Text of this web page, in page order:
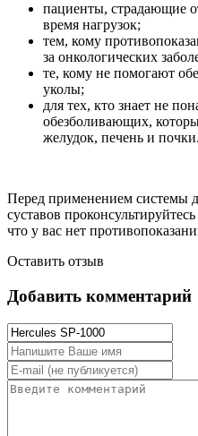
пациенты, страдающие
время нагрузок;
тем, кому
за онкологических
те, кому не помогают
уколы;
для тех, кто знает не
обезболивающих,
желудок, печень и почки.
Перед применением системы
суставов
что у вас нет
Оставить отзыв
Добавить комментарий